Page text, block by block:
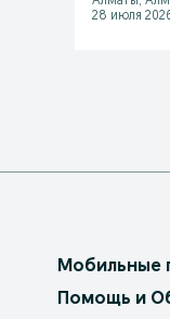
28 июля
Мобильные
Помощь и